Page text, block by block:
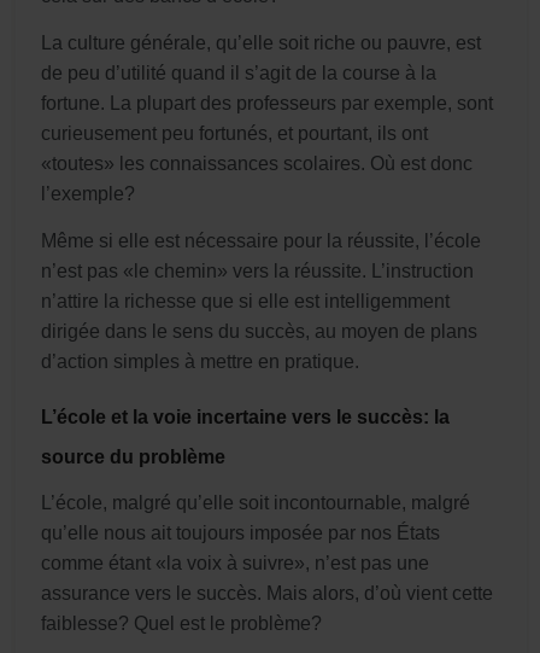
La culture générale, qu’elle soit riche ou pauvre, est
de peu d’utilité quand il s’agit de la course à la
fortune. La plupart des professeurs par exemple, sont
curieusement peu fortunés, et pourtant, ils ont
«toutes» les connaissances scolaires. Où est donc
l’exemple?
Même si elle est nécessaire pour la réussite, l’école
n’est pas «le chemin» vers la réussite. L’instruction
n’attire la richesse que si elle est intelligemment
dirigée dans le sens du succès, au moyen de plans
d’action simples à mettre en pratique.
L’école et la voie incertaine vers le succès: la
source du problème
L’école, malgré qu’elle soit incontournable, malgré
qu’elle nous ait toujours imposée par nos États
comme étant «la voix à suivre», n’est pas une
assurance vers le succès. Mais alors, d’où vient cette
faiblesse? Quel est le problème?